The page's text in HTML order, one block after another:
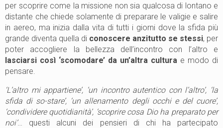
per scoprire come la missione non sia qualcosa di lontano e
distante che chiede solamente di preparare le valigie e salire
in aereo, ma inizia dalla vita di tutti i giorni dove la sfida più
grande diventa quella di conoscere anzitutto se stessi, per
poter accogliere la bellezza dell’incontro con l’altro e
lasciarsi così ‘scomodare’ da un’altra cultura e modo di
pensare.
‘L’altro mi appartiene’, ‘un incontro autentico con l’altro’, ‘la
sfida di so-stare’, ‘un allenamento degli occhi e del cuore’,
‘condividere quotidianità’, ‘scoprire cosa Dio ha preparato per
noi’… questi alcuni dei pensieri di chi ha partecipato